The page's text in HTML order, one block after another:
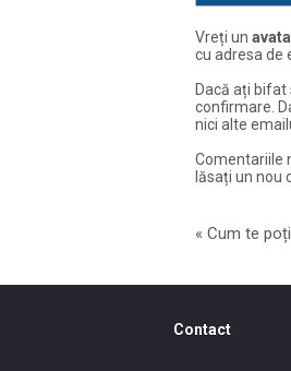
Vreți un
cu adresa de
Dacă ați bifat
confirmare.
nici alte
Comentariile
lăsați un nou
« Cum te
Contact